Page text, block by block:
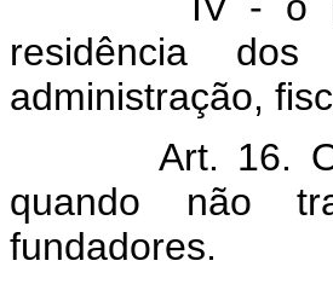
residência
administração,
Art. 16.
quando não
fundadores.